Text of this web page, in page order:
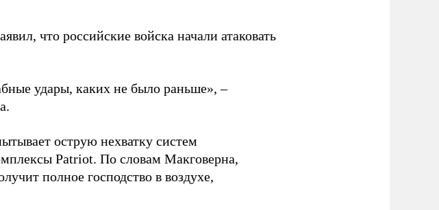
что российские войска начали атаковать
удары, каких не было раньше», –
острую нехватку систем
Patriot. По словам Макговерна,
полное господство в воздухе,